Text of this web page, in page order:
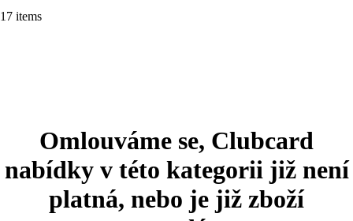
17 items
Omlouváme se, Clubcard
nabídky v této kategorii již není
platná, nebo je již zboží